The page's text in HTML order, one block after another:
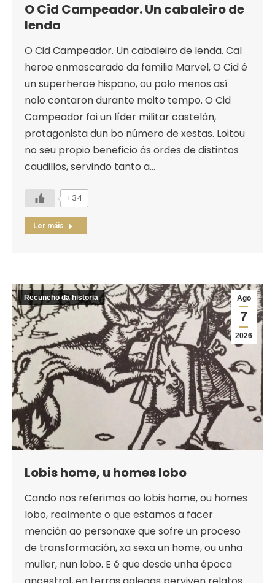
O Cid Campeador. Un cabaleiro de
lenda
O Cid Campeador. Un cabaleiro de lenda. Cal
heroe enmascarado da familia Marvel, O Cid é
un superheroe hispano, ou polo menos así
nolo contaron durante moito tempo. O Cid
Campeador foi un líder militar castelán,
protagonista dun bo número de xestas. Loitou
no seu propio beneficio ás ordes de distintos
caudillos, servindo tanto a…
+34
Ler máis
Ago
7
2026
Recuncho da historia
Lobis home, u homes lobo
Cando nos referimos ao lobis home, ou homes
lobo, realmente o que estamos a facer
mención ao personaxe que sofre un proceso
de transformación, xa sexa un home, ou unha
muller, nun lobo. E é que desde unha época